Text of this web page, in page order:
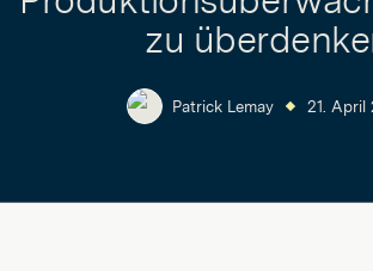
zu
Patrick Lemay 21. April